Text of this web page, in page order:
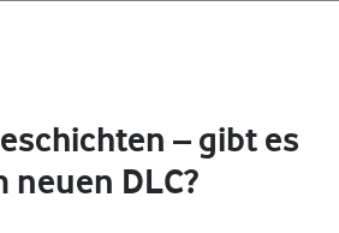
– gibt es
neuen DLC?